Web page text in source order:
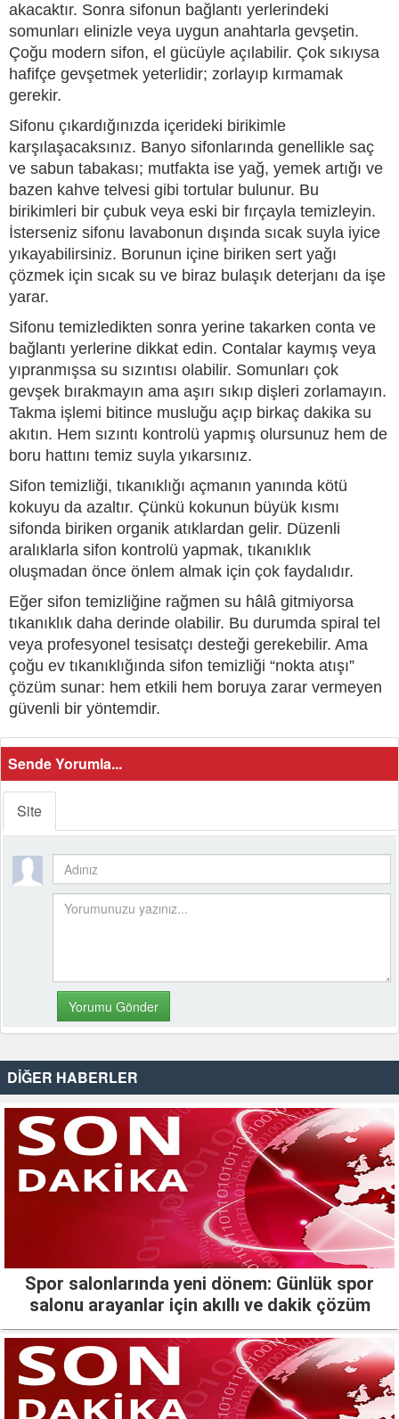
akacaktır. Sonra sifonun bağlantı yerlerindeki
somunları elinizle veya uygun anahtarla gevşetin.
Çoğu modern sifon, el gücüyle açılabilir. Çok sıkıysa
hafifçe gevşetmek yeterlidir; zorlayıp kırmamak
gerekir.
Sifonu çıkardığınızda içerideki birikimle
karşılaşacaksınız. Banyo sifonlarında genellikle saç
ve sabun tabakası; mutfakta ise yağ, yemek artığı ve
bazen kahve telvesi gibi tortular bulunur. Bu
birikimleri bir çubuk veya eski bir fırçayla temizleyin.
İsterseniz sifonu lavabonun dışında sıcak suyla iyice
yıkayabilirsiniz. Borunun içine biriken sert yağı
çözmek için sıcak su ve biraz bulaşık deterjanı da işe
yarar.
Sifonu temizledikten sonra yerine takarken conta ve
bağlantı yerlerine dikkat edin. Contalar kaymış veya
yıpranmışsa su sızıntısı olabilir. Somunları çok
gevşek bırakmayın ama aşırı sıkıp dişleri zorlamayın.
Takma işlemi bitince musluğu açıp birkaç dakika su
akıtın. Hem sızıntı kontrolü yapmış olursunuz hem de
boru hattını temiz suyla yıkarsınız.
Sifon temizliği, tıkanıklığı açmanın yanında kötü
kokuyu da azaltır. Çünkü kokunun büyük kısmı
sifonda biriken organik atıklardan gelir. Düzenli
aralıklarla sifon kontrolü yapmak, tıkanıklık
oluşmadan önce önlem almak için çok faydalıdır.
Eğer sifon temizliğine rağmen su hâlâ gitmiyorsa
tıkanıklık daha derinde olabilir. Bu durumda spiral tel
veya profesyonel tesisatçı desteği gerekebilir. Ama
çoğu ev tıkanıklığında sifon temizliği “nokta atışı”
çözüm sunar: hem etkili hem boruya zarar vermeyen
güvenli bir yöntemdir.
Sende Yorumla...
Site
DİĞER HABERLER
Spor salonlarında yeni dönem: Günlük spor
salonu arayanlar için akıllı ve dakik çözüm